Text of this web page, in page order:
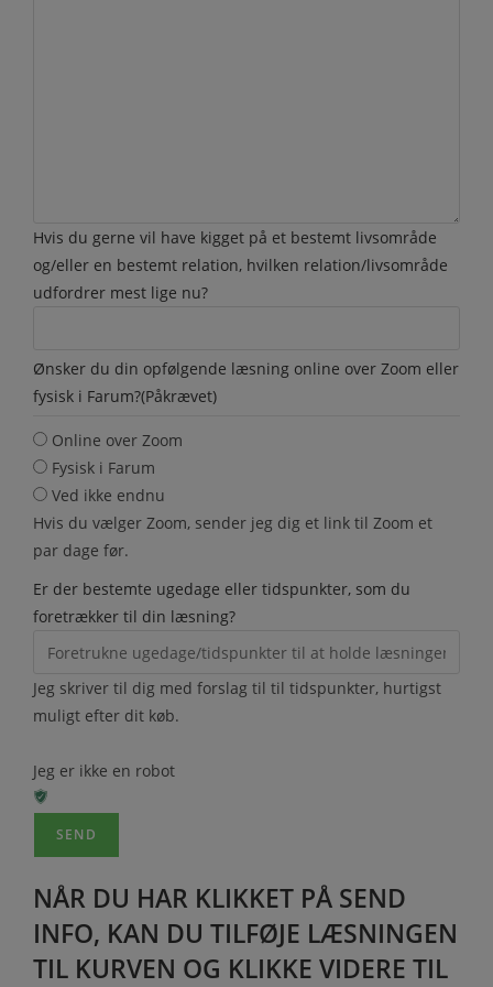
Hvis du gerne vil have kigget på et bestemt livsområde
og/eller en bestemt relation, hvilken relation/livsområde
udfordrer mest lige nu?
Ønsker du din opfølgende læsning online over Zoom eller
fysisk i Farum?(Påkrævet)
Online over Zoom
Fysisk i Farum
Ved ikke endnu
Hvis du vælger Zoom, sender jeg dig et link til Zoom et
par dage før.
Er der bestemte ugedage eller tidspunkter, som du
foretrækker til din læsning?
Jeg skriver til dig med forslag til til tidspunkter, hurtigst
muligt efter dit køb.
Jeg er ikke en robot
NÅR DU HAR KLIKKET PÅ SEND
INFO, KAN DU TILFØJE LÆSNINGEN
TIL KURVEN OG KLIKKE VIDERE TIL